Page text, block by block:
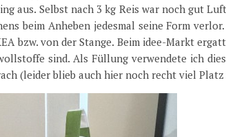
aus. Selbst nach 3 kg Reis war noch gut
beim Anheben jedesmal seine Form
bzw. von der Stange. Beim idee-Markt
sind. Als Füllung verwendete ich
(leider blieb auch hier noch recht viel